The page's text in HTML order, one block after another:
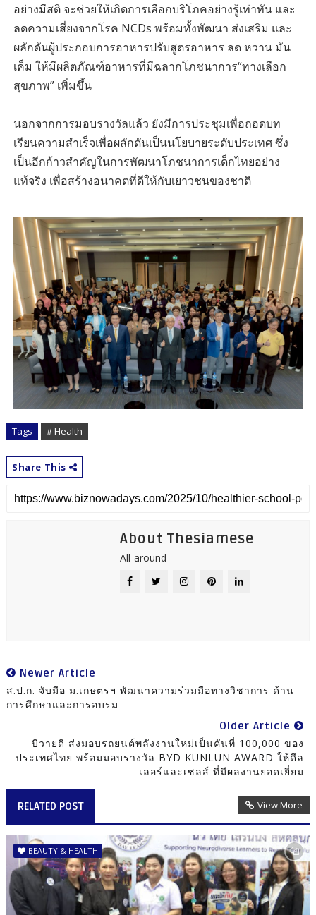
อย่างมีสติ จะช่วยให้เกิดการเลือกบริโภคอย่างรู้เท่าทัน และ
ลดความเสี่ยงจากโรค NCDs พร้อมทั้งพัฒนา ส่งเสริม และ
ผลักดันผู้ประกอบการอาหารปรับสูตรอาหาร ลด หวาน มัน
เค็ม ให้มีผลิตภัณฑ์อาหารที่มีฉลากโภชนาการ“ทางเลือก
สุขภาพ” เพิ่มขึ้น
นอกจากการมอบรางวัลแล้ว ยังมีการประชุมเพื่อถอดบท
เรียนความสำเร็จเพื่อผลักดันเป็นนโยบายระดับประเทศ ซึ่ง
เป็นอีกก้าวสำคัญในการพัฒนาโภชนาการเด็กไทยอย่าง
แท้จริง เพื่อสร้างอนาคตที่ดีให้กับเยาวชนของชาติ
Tags # Health
Share This
About Thesiamese
All-around
Newer Article
ส.ป.ก. จับมือ ม.เกษตรฯ พัฒนาความร่วมมือทางวิชาการ ด้าน
การศึกษาและการอบรม
Older Article
บีวายดี ส่งมอบรถยนต์พลังงานใหม่เป็นคันที่ 100,000 ของ
ประเทศไทย พร้อมมอบรางวัล BYD KUNLUN AWARD ให้ดีล
เลอร์และเซลส์ ที่มีผลงานยอดเยี่ยม
RELATED POST View More
BEAUTY & HEALTH